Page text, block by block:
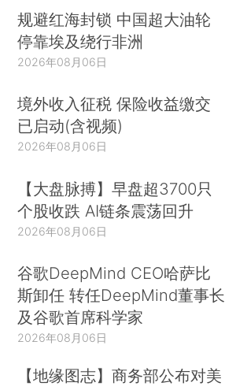
规避红海封锁 中国超大油轮
停靠埃及绕行非洲
2026年08月06日
境外收入征税 保险收益缴交
已启动(含视频)
2026年08月06日
【大盘脉搏】早盘超3700只
个股收跌 AI链条震荡回升
2026年08月06日
谷歌DeepMind CEO哈萨比
斯卸任 转任DeepMind董事长
及谷歌首席科学家
2026年08月06日
【地缘图志】商务部公布对美